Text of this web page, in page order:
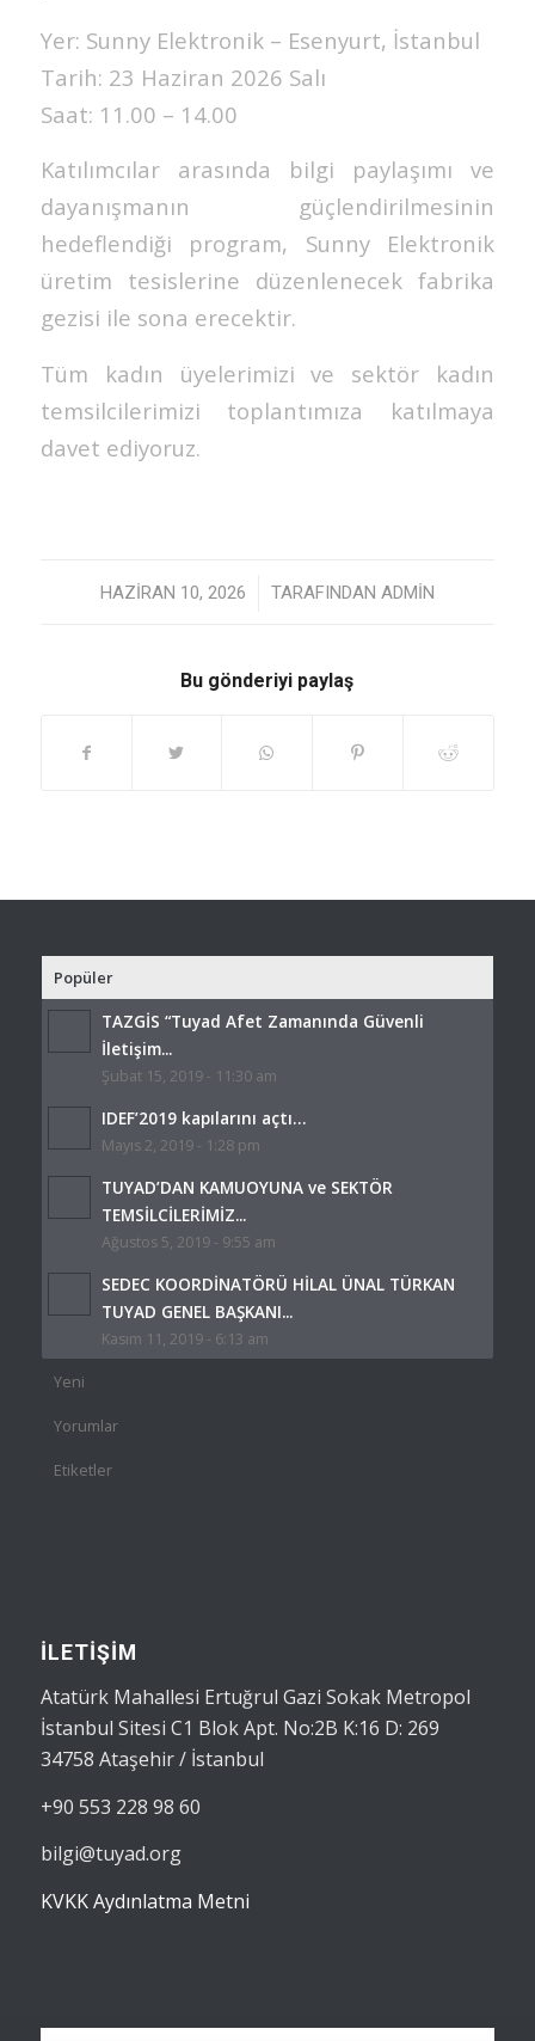
Yer: Sunny Elektronik – Esenyurt, İstanbul
Tarih: 23 Haziran 2026 Salı
Saat: 11.00 – 14.00
Katılımcılar arasında bilgi paylaşımı ve
dayanışmanın güçlendirilmesinin
hedeflendiği program, Sunny Elektronik
üretim tesislerine düzenlenecek fabrika
gezisi ile sona erecektir.
Tüm kadın üyelerimizi ve sektör kadın
temsilcilerimizi toplantımıza katılmaya
davet ediyoruz.
HAZIRAN 10, 2026
/ TARAFINDAN ADMIN
Bu gönderiyi paylaş
Popüler
TAZGİS “Tuyad Afet Zamanında Güvenli
İletişim...
Şubat 15, 2019 - 11:30 am
IDEF’2019 kapılarını açtı…
Mayıs 2, 2019 - 1:28 pm
TUYAD’DAN KAMUOYUNA ve SEKTÖR
TEMSİLCİLERİMİZ...
Ağustos 5, 2019 - 9:55 am
SEDEC KOORDİNATÖRÜ HİLAL ÜNAL TÜRKAN
TUYAD GENEL BAŞKANI...
Kasım 11, 2019 - 6:13 am
Yeni
Yorumlar
Etiketler
İLETİŞİM
Atatürk Mahallesi Ertuğrul Gazi Sokak Metropol
İstanbul Sitesi C1 Blok Apt. No:2B K:16 D: 269
34758 Ataşehir / İstanbul
+90 553 228 98 60
bilgi@tuyad.org
KVKK Aydınlatma Metni